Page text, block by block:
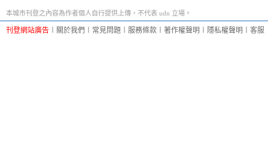
本城市刊登之內容為作者個人自行提供上傳，不代表 udn 立場。
刊登網站廣告 關於我們 常見問題 服務條款 著作權聲明 隱私權聲明 客服